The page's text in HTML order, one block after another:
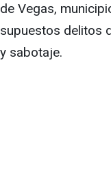
de Vegas,
supuestos delitos
y sabotaje.